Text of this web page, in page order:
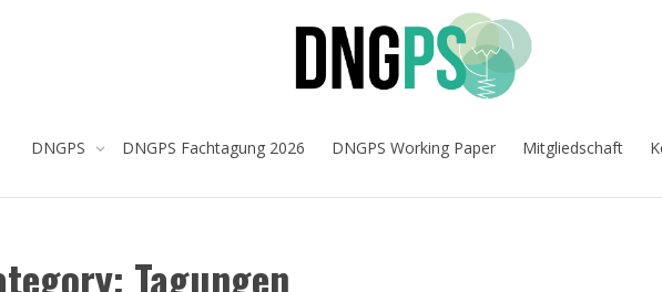
DNGPS DNGPS Fachtagung 2026 DNGPS Working Paper Mitgliedschaft
Tagungen